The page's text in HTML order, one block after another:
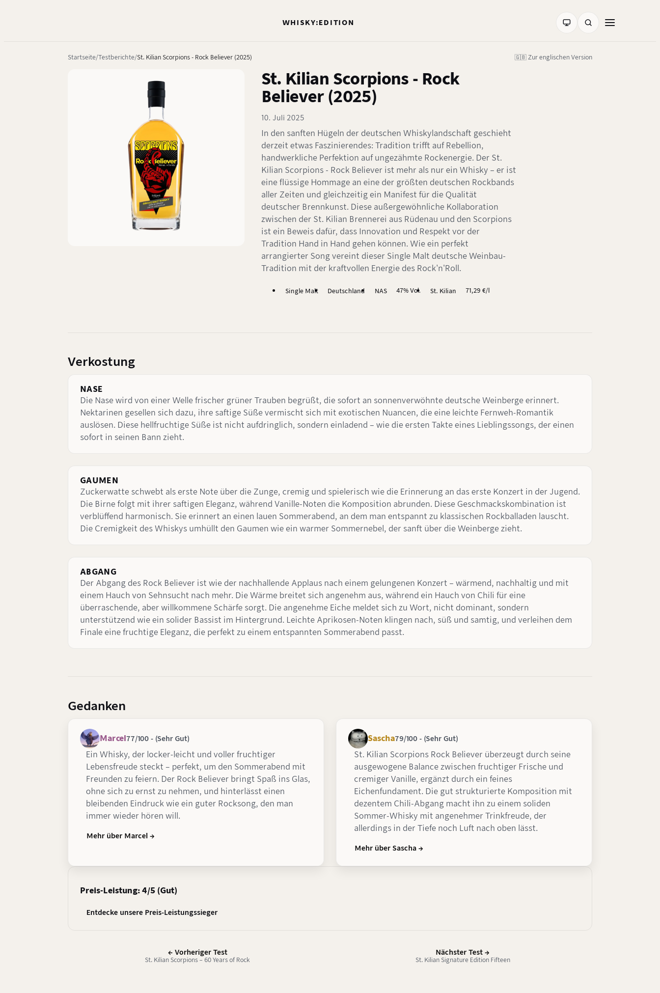
WHISKY:EDITION
Startseite Testberichte St. Kilian Scorpions - Rock Believer (2025) 🇬🇧 Zur englischen Version
St. Kilian Scorpions - Rock
Believer (2025)
10. Juli 2025
In den sanften Hügeln der deutschen Whiskylandschaft geschieht
derzeit etwas Faszinierendes: Tradition trifft auf Rebellion,
handwerkliche Perfektion auf ungezähmte Rockenergie. Der St.
Kilian Scorpions - Rock Believer ist mehr als nur ein Whisky – er ist
eine flüssige Hommage an eine der größten deutschen Rockbands
aller Zeiten und gleichzeitig ein Manifest für die Qualität
deutscher Brennkunst. Diese außergewöhnliche Kollaboration
zwischen der St. Kilian Brennerei aus Rüdenau und den Scorpions
ist ein Beweis dafür, dass Innovation und Respekt vor der
Tradition Hand in Hand gehen können. Wie ein perfekt
arrangierter Song vereint dieser Single Malt deutsche Weinbau-
Tradition mit der kraftvollen Energie des Rock'n'Roll.
Single Malt Deutschland NAS 47% Vol. St. Kilian 71,29 €/l
Verkostung
NASE
Die Nase wird von einer Welle frischer grüner Trauben begrüßt, die sofort an sonnenverwöhnte deutsche Weinberge erinnert.
Nektarinen gesellen sich dazu, ihre saftige Süße vermischt sich mit exotischen Nuancen, die eine leichte Fernweh-Romantik
auslösen. Diese hellfruchtige Süße ist nicht aufdringlich, sondern einladend – wie die ersten Takte eines Lieblingssongs, der einen
sofort in seinen Bann zieht.
GAUMEN
Zuckerwatte schwebt als erste Note über die Zunge, cremig und spielerisch wie die Erinnerung an das erste Konzert in der Jugend.
Die Birne folgt mit ihrer saftigen Eleganz, während Vanille-Noten die Komposition abrunden. Diese Geschmackskombination ist
verblüffend harmonisch. Sie erinnert an einen lauen Sommerabend, an dem man entspannt zu klassischen Rockballaden lauscht.
Die Cremigkeit des Whiskys umhüllt den Gaumen wie ein warmer Sommernebel, der sanft über die Weinberge zieht.
ABGANG
Der Abgang des Rock Believer ist wie der nachhallende Applaus nach einem gelungenen Konzert – wärmend, nachhaltig und mit
einem Hauch von Sehnsucht nach mehr. Die Wärme breitet sich angenehm aus, während ein Hauch von Chili für eine
überraschende, aber willkommene Schärfe sorgt. Die angenehme Eiche meldet sich zu Wort, nicht dominant, sondern
unterstützend wie ein solider Bassist im Hintergrund. Leichte Aprikosen-Noten klingen nach, süß und samtig, und verleihen dem
Finale eine fruchtige Eleganz, die perfekt zu einem entspannten Sommerabend passt.
Gedanken
Marcel77/100 - (Sehr Gut)
Ein Whisky, der locker-leicht und voller fruchtiger
Lebensfreude steckt – perfekt, um den Sommerabend mit
Freunden zu feiern. Der Rock Believer bringt Spaß ins Glas,
ohne sich zu ernst zu nehmen, und hinterlässt einen
bleibenden Eindruck wie ein guter Rocksong, den man
immer wieder hören will.
Mehr über Marcel →
Sascha79/100 - (Sehr Gut)
St. Kilian Scorpions Rock Believer überzeugt durch seine
ausgewogene Balance zwischen fruchtiger Frische und
cremiger Vanille, ergänzt durch ein feines
Eichenfundament. Die gut strukturierte Komposition mit
dezentem Chili-Abgang macht ihn zu einem soliden
Sommer-Whisky mit angenehmer Trinkfreude, der
allerdings in der Tiefe noch Luft nach oben lässt.
Mehr über Sascha →
Preis-Leistung: 4/5 (Gut)
Entdecke unsere Preis-Leistungssieger
← Vorheriger Test
St. Kilian Scorpions – 60 Years of Rock
Nächster Test →
St. Kilian Signature Edition Fifteen